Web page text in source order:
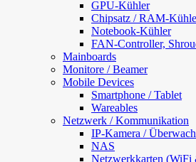
GPU-Kühler
Chipsatz / RAM-
Notebook-Kühler
FAN-Controller,
Mainboards
Monitore / Beamer
Mobile Devices
Smartphone / Tablet
Wareables
Netzwerk / Kommunikation
IP-Kamera /
NAS
Netzwerkkarten (WiFi